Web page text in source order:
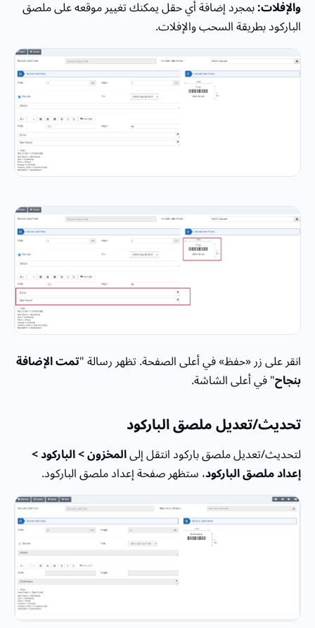
والإفلات:بمجرد إضافة أي حقل يمكنك تغيير موقعه على ملصق
الباركود بطريقة السحب والإفلات.
انقر على زر «حفظ» في أعلى الصفحة. تظهر رسالة "تمت الإضافة
بنجاح" في أعلى الشاشة.
تحديث/تعديل ملصق الباركود
لتحديث/تعديل ملصق باركود انتقل إلىالمخزون > الباركود >
إعداد ملصق الباركود، ستظهر صفحة إعداد ملصق الباركود.